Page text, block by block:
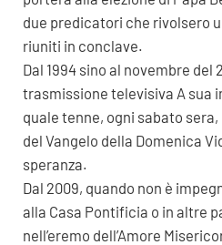
due predicatori che rivolsero
riuniti in conclave.
Dal 1994 sino al novembre
trasmissione televisiva A sua
quale tenne, ogni sabato
del Vangelo della Domenica
speranza.
Dal 2009, quando non è
alla Casa Pontificia o in altre
nell’eremo dell’Amore